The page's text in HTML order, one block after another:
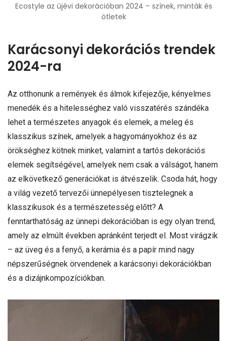
Ecostyle az újévi dekorációban 2024 – színek, minták és
ötletek
Karácsonyi dekorációs trendek
2024-ra
Az otthonunk a remények és álmok kifejezője, kényelmes
menedék és a hitelességhez való visszatérés szándéka
lehet a természetes anyagok és elemek, a meleg és
klasszikus színek, amelyek a hagyományokhoz és az
örökséghez kötnek minket, valamint a tartós dekorációs
elemek segítségével, amelyek nem csak a válságot, hanem
az elkövetkező generációkat is átvészelik. Csoda hát, hogy
a világ vezető tervezői ünnepélyesen tisztelegnek a
klasszikusok és a természetesség előtt? A
fenntarthatóság az ünnepi dekorációban is egy olyan trend,
amely az elmúlt években apránként terjedt el. Most virágzik
– az üveg és a fenyő, a kerámia és a papír mind nagy
népszerűségnek örvendenek a karácsonyi dekorációkban
és a dizájnkompozíciókban.